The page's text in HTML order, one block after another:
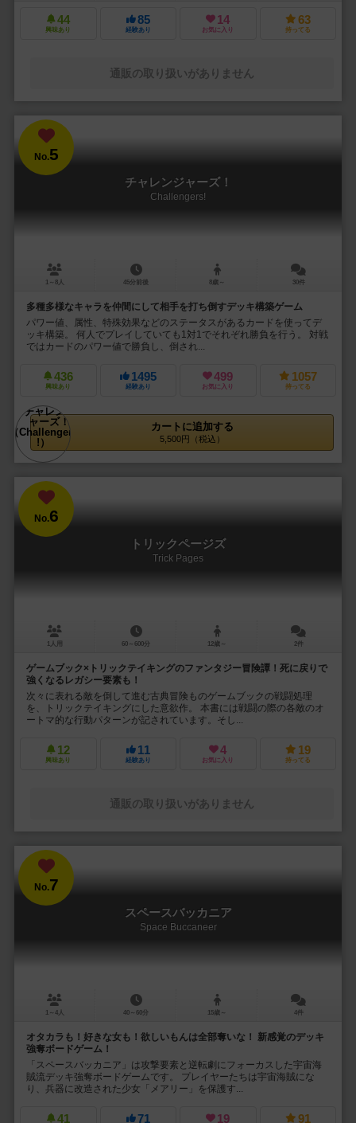
44
興味あり
85
経験あり
14
お気に入り
63
持ってる
通販の取り扱いがありません
No.5
チャレンジャーズ！
Challengers!
1～8人 45分前後 8歳～ 30件
多種多様なキャラを仲間にして相手を打ち倒すデッキ構築ゲーム
パワー値、属性、特殊効果などのステータスがあるカードを使ってデ
ッキ構築。 何人でプレイしていても1対1でそれぞれ勝負を行う。 対戦
ではカードのパワー値で勝負し、倒され...
436
興味あり
1495
経験あり
499
お気に入り
1057
持ってる
カートに追加する
5,500円（税込）
No.6
トリックページズ
Trick Pages
1人用 60～600分 12歳～ 2件
ゲームブック×トリックテイキングのファンタジー冒険譚！死に戻りで
強くなるレガシー要素も！
次々に表れる敵を倒して進む古典冒険ものゲームブックの戦闘処理
を、トリックテイキングにした意欲作。 本書には戦闘の際の各敵のオ
ートマ的な行動パターンが記されています。そし...
12
興味あり
11
経験あり
4
お気に入り
19
持ってる
通販の取り扱いがありません
No.7
スペースバッカニア
Space Buccaneer
1～4人 40～60分 15歳～ 4件
オタカラも！好きな女も！欲しいもんは全部奪いな！ 新感覚のデッキ
強奪ボードゲーム！
「スペースバッカニア」は攻撃要素と逆転劇にフォーカスした宇宙海
賊流デッキ強奪ボードゲームです。 プレイヤーたちは宇宙海賊にな
り、兵器に改造された少女「メアリー」を保護す...
41 71 19 91